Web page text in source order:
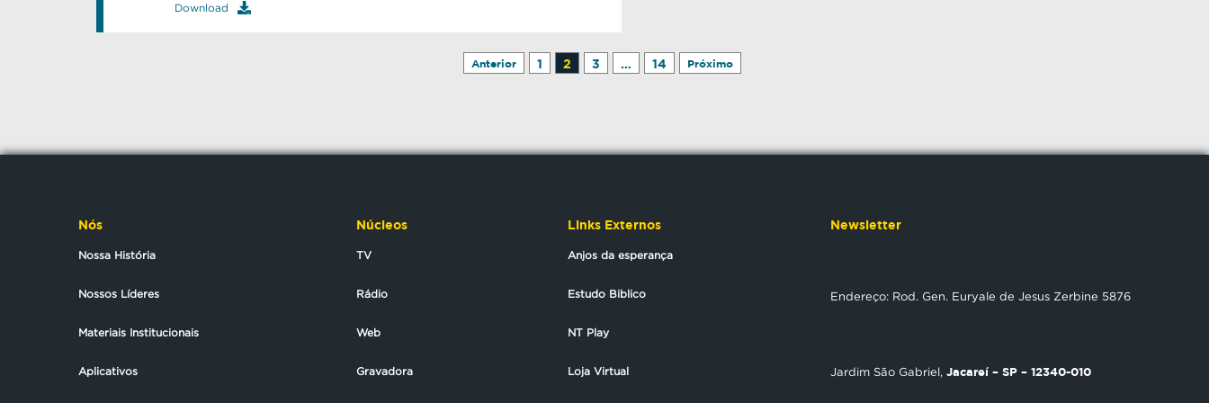
Download
Anterior 1 2 3 … 14 Próximo
Nós
Nossa História
Nossos Líderes
Materiais Institucionais
Aplicativos
Núcleos
TV
Rádio
Web
Gravadora
Links Externos
Anjos da esperança
Estudo Biblico
NT Play
Loja Virtual
Newsletter
Endereço: Rod. Gen. Euryale de Jesus Zerbine 5876
Jardim São Gabriel, Jacareí – SP – 12340-010